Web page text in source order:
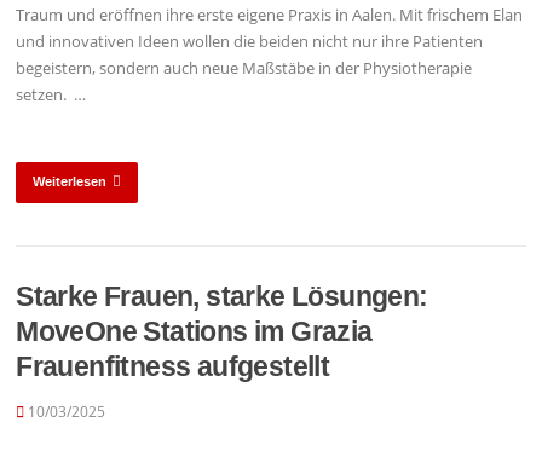
Traum und eröffnen ihre erste eigene Praxis in Aalen. Mit frischem Elan
und innovativen Ideen wollen die beiden nicht nur ihre Patienten
begeistern, sondern auch neue Maßstäbe in der Physiotherapie
setzen. …
Weiterlesen
Starke Frauen, starke Lösungen:
MoveOne Stations im Grazia
Frauenfitness aufgestellt
10/03/2025